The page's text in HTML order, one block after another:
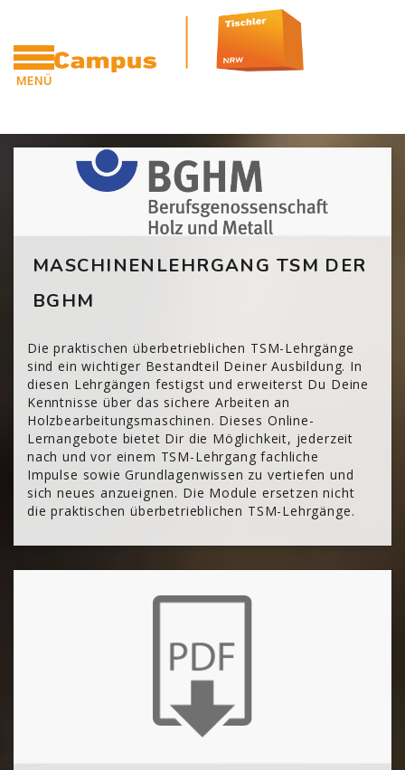
MENÜ
Zum Hauptinhalt
Blöcke
[Cocoon] Custom HTML überspringen
MASCHINENLEHRGANG TSM DER
BGHM
Die praktischen überbetrieblichen TSM-Lehrgänge
sind ein wichtiger Bestandteil Deiner Ausbildung. In
diesen Lehrgängen festigst und erweiterst Du Deine
Kenntnisse über das sichere Arbeiten an
Holzbearbeitungsmaschinen. Dieses Online-
Lernangebote bietet Dir die Möglichkeit, jederzeit
nach und vor einem TSM-Lehrgang fachliche
Impulse sowie Grundlagenwissen zu vertiefen und
sich neues anzueignen. Die Module ersetzen nicht
die praktischen überbetrieblichen TSM-Lehrgänge.